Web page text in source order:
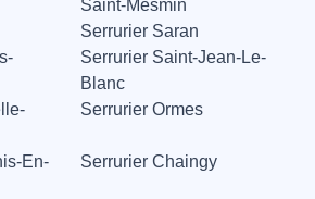
Saint-Mesmin
Serrurier Saran
Serrurier Saint-Jean-Le-
Blanc
Serrurier Ormes
En-
Serrurier Chaingy